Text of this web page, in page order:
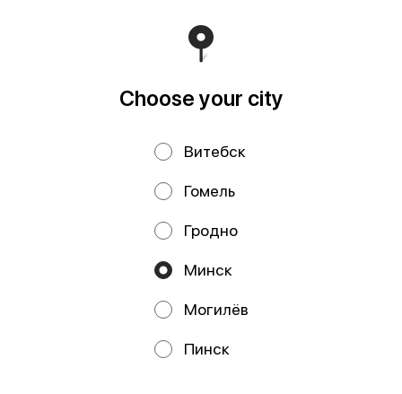
Торговом реестре Республики Беларусь 18.01.2021г.
Foodpicásso
Privacy Policy
Public Offer
Choose your city
Витебск
Гомель
Гродно
Минск
Могилёв
Пинск